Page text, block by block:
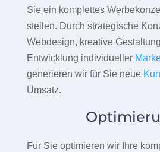
Sie ein komplettes
stellen. Durch strategische
Webdesign, kreative
Entwicklung individueller
generieren wir für Sie neue
Umsatz.
Für Sie optimieren wir Ihre